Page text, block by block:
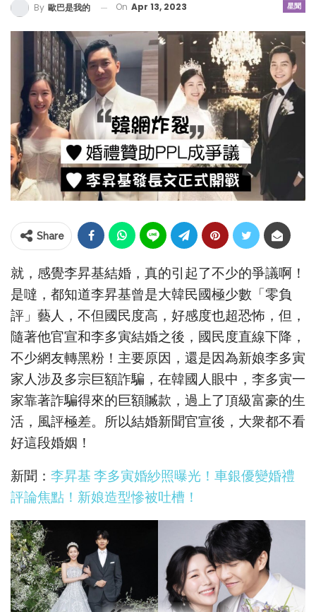
星聞
By 歐巴是我的 On Apr 13, 2023
Share
就，感覺李昇基結婚，真的引起了不少的爭議啊！
是噠，都知道李昇基曾是大韓民國極少數「零負
評」藝人，不但國民度高，好感度也超恐怖，但，
隨著他官宣和李多寅結婚之後，國民度直線下降，
不少網友轉黑粉！主要原因，還是因為新娘李多寅
家人涉及多宗巨額詐騙，在韓國人眼中，李多寅一
家靠著詐騙得來的巨額贓款，過上了頂級富豪的生
活，風評極差。所以結婚新聞官宣後，大衆都不看
好這段婚姻！
新聞： 李昇基 李多寅婚紗照曝光！車銀優變婚禮
評論焦點！新娘造型慘被吐槽！